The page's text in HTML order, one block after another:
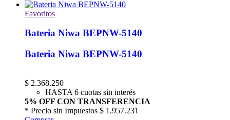
Favoritos
Bateria Niwa BEPNW-5140
Bateria Niwa BEPNW-5140
$ 2.368.250
HASTA 6 cuotas sin interés
5% OFF CON TRANSFERENCIA
* Precio sin Impuestos $ 1.957.231